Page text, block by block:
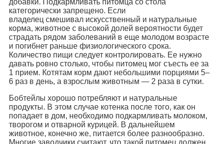
категорически запрещено. Если
владелец смешивал искусственный и натуральные
корма, животное с высокой долей вероятности будет
страдать рядом заболеваний в еще молодом возрасте
и погибнет раньше физиологического срока.
Количество пищи следует контролировать. Ее нужно
давать ровно столько, чтобы питомец мог съесть ее за
1 прием. Котятам корм дают небольшими порциями 5–
6 раз в день, а взрослым животным — 2 раза в сутки.
Бобтейлы хорошо потребляют и натуральные
продукты. В этом случае котенка после того, как он
попадает в дом, необходимо подкармливать молоком,
творогом и отварной курицей. В дальнейшем
животное, конечно же, питается более разнообразно.
Многие заводчики считают, что такой питомец должен